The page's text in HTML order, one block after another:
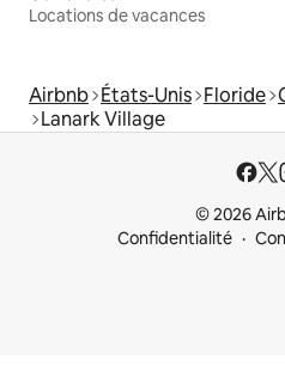
Locations de vacances
Airbnb États-Unis Floride
Lanark Village
© 2026
Confidentialité